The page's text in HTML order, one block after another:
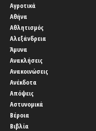
Αγροτικά
Αθήνα
Αθλητισμός
Αλεξάνδρεια
Άμυνα
Ανακλήσεις
Ανακοινώσεις
Ανέκδοτα
Απόψεις
Αστυνομικά
Βέροια
Βιβλία